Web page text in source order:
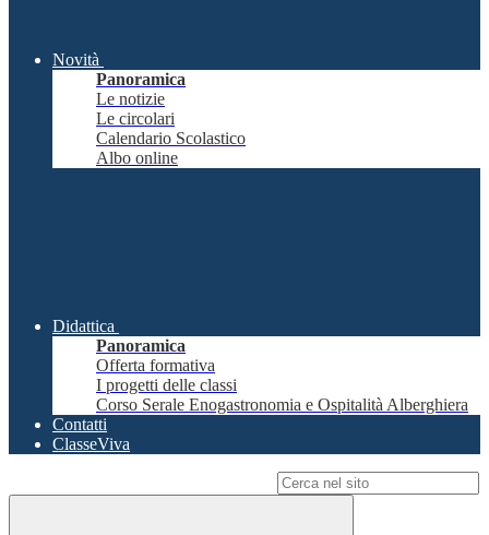
Novità
Panoramica
Le notizie
Le circolari
Calendario Scolastico
Albo online
Didattica
Panoramica
Offerta formativa
I progetti delle classi
Corso Serale Enogastronomia e Ospitalità Alberghiera
Contatti
ClasseViva